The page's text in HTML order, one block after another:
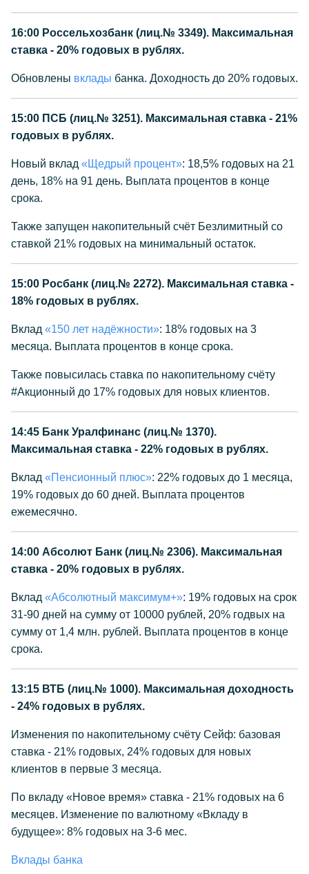
16:00 Россельхозбанк (лиц.№ 3349). Максимальная
ставка - 20% годовых в рублях.
Обновлены вклады банка. Доходность до 20% годовых.
15:00 ПСБ (лиц.№ 3251). Максимальная ставка - 21%
годовых в рублях.
Новый вклад «Щедрый процент»: 18,5% годовых на 21
день, 18% на 91 день. Выплата процентов в конце
срока.
Также запущен накопительный счёт Безлимитный со
ставкой 21% годовых на минимальный остаток.
15:00 Росбанк (лиц.№ 2272). Максимальная ставка -
18% годовых в рублях.
Вклад «150 лет надёжности»: 18% годовых на 3
месяца. Выплата процентов в конце срока.
Также повысилась ставка по накопительному счёту
#Акционный до 17% годовых для новых клиентов.
14:45 Банк Уралфинанс (лиц.№ 1370).
Максимальная ставка - 22% годовых в рублях.
Вклад «Пенсионный плюс»: 22% годовых до 1 месяца,
19% годовых до 60 дней. Выплата процентов
ежемесячно.
14:00 Абсолют Банк (лиц.№ 2306). Максимальная
ставка - 20% годовых в рублях.
Вклад «Абсолютный максимум+»: 19% годовых на срок
31-90 дней на сумму от 10000 рублей, 20% годвых на
сумму от 1,4 млн. рублей. Выплата процентов в конце
срока.
13:15 ВТБ (лиц.№ 1000). Максимальная доходность
- 24% годовых в рублях.
Изменения по накопительному счёту Сейф: базовая
ставка - 21% годовых, 24% годовых для новых
клиентов в первые 3 месяца.
По вкладу «Новое время» ставка - 21% годовых на 6
месяцев. Изменение по валютному «Вкладу в
будущее»: 8% годовых на 3-6 мес.
Вклады банка